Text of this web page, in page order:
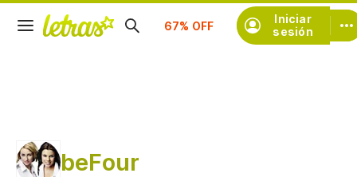
Iniciar
sesión
Suscríbete
beFour